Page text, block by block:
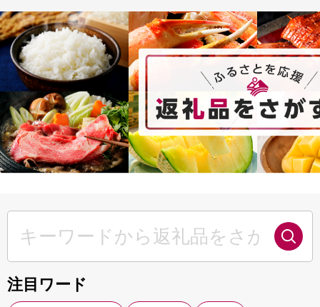
注目ワード